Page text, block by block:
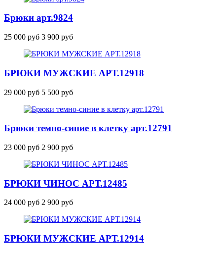
Брюки арт.9824
25 000 руб 3 900 руб
БРЮКИ МУЖСКИЕ АРТ.12918
29 000 руб 5 500 руб
Брюки темно-синие в клетку арт.12791
23 000 руб 2 900 руб
БРЮКИ ЧИНОС АРТ.12485
24 000 руб 2 900 руб
БРЮКИ МУЖСКИЕ АРТ.12914